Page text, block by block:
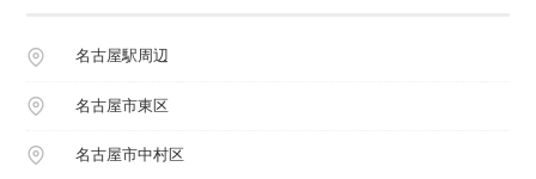
名古屋駅周辺
名古屋市東区
名古屋市中村区